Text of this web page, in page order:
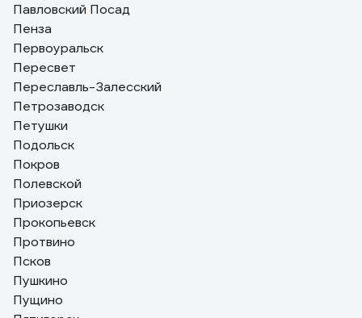
Павловский Посад
Пенза
Первоуральск
Пересвет
Переславль-Залесский
Петрозаводск
Петушки
Подольск
Покров
Полевской
Приозерск
Прокопьевск
Протвино
Псков
Пушкино
Пущино